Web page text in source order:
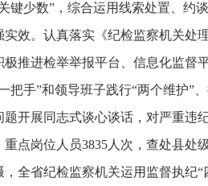
键少数”，综合运用线索处置、约
实效。认真落实《纪检监察机关处
推进检举举报平台、信息化监督
把手”和领导班子践行“两个维护”
题开展同志式谈心谈话，对严重违
点岗位人员3835人次，查处县处
全省纪检监察机关运用监督执纪“